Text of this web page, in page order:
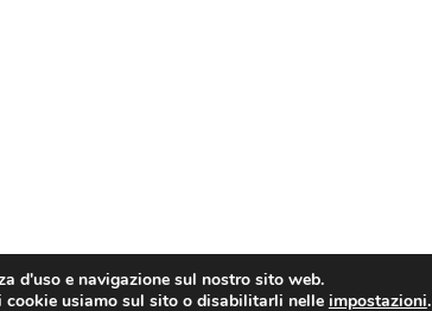
Roma fax: 06 4746886 | Sito web sviluppato dadm3
d'uso e navigazione sul nostro sito web.
usiamo sul sito o disabilitarli nelle impostazioni.